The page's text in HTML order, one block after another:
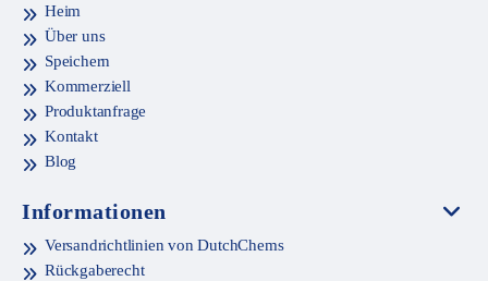
Heim
Über uns
Speichern
Kommerziell
Produktanfrage
Kontakt
Blog
Informationen
Versandrichtlinien von DutchChems
Rückgaberecht